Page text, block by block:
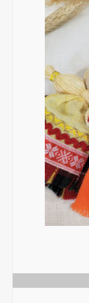
Тарифы
Адреса
График
Милитцер
О нас
Корзина